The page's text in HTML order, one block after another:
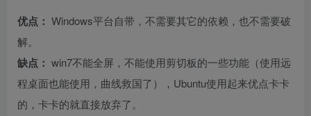
优点： Windows平台自带，不需要其它的依赖，也不需要破
解。
缺点： win7不能全屏，不能使用剪切板的一些功能（使用远
程桌面也能使用，曲线救国了），Ubuntu使用起来优点卡卡
的，卡卡的就直接放弃了。